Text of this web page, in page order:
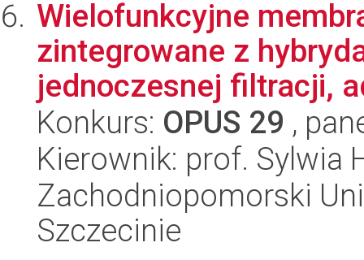
Wielofunkcyjne
zintegrowane z
jednoczesnej filtracji,
Konkurs: OPUS 29 ,
Kierownik: prof. Sylwia
Zachodniopomorski
Szczecinie